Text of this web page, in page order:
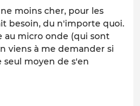
moins cher, pour les
besoin, du n'importe quoi.
au micro onde (qui sont
viens à me demander si
moyen de s'en